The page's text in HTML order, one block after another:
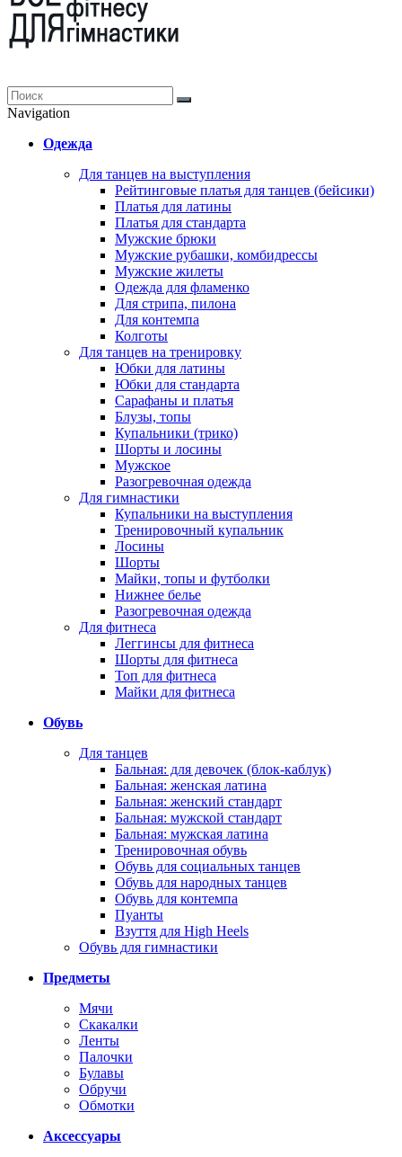
Navigation
Одежда
Для танцев на выступления
Рейтинговые платья для танцев (бейсики)
Платья для латины
Платья для стандарта
Мужские брюки
Мужские рубашки, комбидрессы
Мужские жилеты
Одежда для фламенко
Для стрипа, пилона
Для контемпа
Колготы
Для танцев на тренировку
Юбки для латины
Юбки для стандарта
Сарафаны и платья
Блузы, топы
Купальники (трико)
Шорты и лосины
Мужское
Разогревочная одежда
Для гимнастики
Купальники на выступления
Тренировочный купальник
Лосины
Шорты
Майки, топы и футболки
Нижнее белье
Разогревочная одежда
Для фитнеса
Леггинсы для фитнеса
Шорты для фитнеса
Топ для фитнеса
Майки для фитнеса
Обувь
Для танцев
Бальная: для девочек (блок-каблук)
Бальная: женская латина
Бальная: женский стандарт
Бальная: мужской стандарт
Бальная: мужская латина
Тренировочная обувь
Обувь для социальных танцев
Обувь для народных танцев
Обувь для контемпа
Пуанты
Взуття для High Heels
Обувь для гимнастики
Предметы
Мячи
Скакалки
Ленты
Палочки
Булавы
Обручи
Обмотки
Аксессуары